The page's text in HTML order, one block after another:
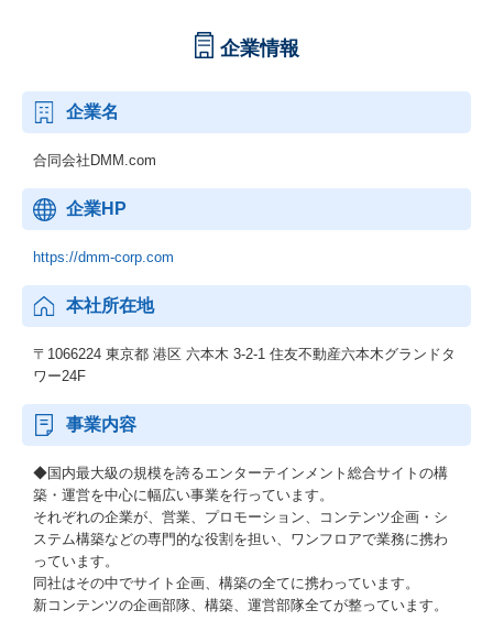
企業情報
企業名
合同会社DMM.com
企業HP
https://dmm-corp.com
本社所在地
〒1066224 東京都 港区 六本木 3-2-1 住友不動産六本木グランドタ
ワー24F
事業内容
◆国内最大級の規模を誇るエンターテインメント総合サイトの構
築・運営を中心に幅広い事業を行っています。
それぞれの企業が、営業、プロモーション、コンテンツ企画・シ
ステム構築などの専門的な役割を担い、ワンフロアで業務に携わ
っています。
同社はその中でサイト企画、構築の全てに携わっています。
新コンテンツの企画部隊、構築、運営部隊全てが整っています。